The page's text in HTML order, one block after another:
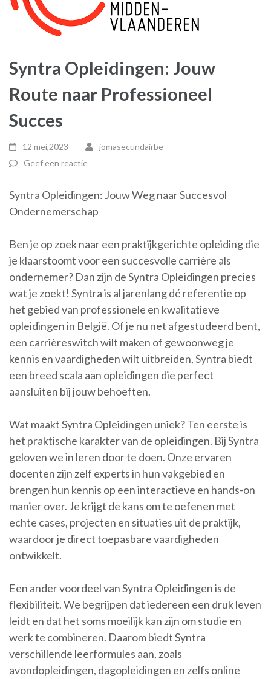
Syntra Opleidingen: Jouw
Route naar Professioneel
Succes
12 mei,2023
jomasecundairbe
Geef een reactie
Syntra Opleidingen: Jouw Weg naar Succesvol
Ondernemerschap
Ben je op zoek naar een praktijkgerichte opleiding die
je klaarstoomt voor een succesvolle carrière als
ondernemer? Dan zijn de Syntra Opleidingen precies
wat je zoekt! Syntra is al jarenlang dé referentie op
het gebied van professionele en kwalitatieve
opleidingen in België. Of je nu net afgestudeerd bent,
een carrièreswitch wilt maken of gewoonweg je
kennis en vaardigheden wilt uitbreiden, Syntra biedt
een breed scala aan opleidingen die perfect
aansluiten bij jouw behoeften.
Wat maakt Syntra Opleidingen uniek? Ten eerste is
het praktische karakter van de opleidingen. Bij Syntra
geloven we in leren door te doen. Onze ervaren
docenten zijn zelf experts in hun vakgebied en
brengen hun kennis op een interactieve en hands-on
manier over. Je krijgt de kans om te oefenen met
echte cases, projecten en situaties uit de praktijk,
waardoor je direct toepasbare vaardigheden
ontwikkelt.
Een ander voordeel van Syntra Opleidingen is de
flexibiliteit. We begrijpen dat iedereen een druk leven
leidt en dat het soms moeilijk kan zijn om studie en
werk te combineren. Daarom biedt Syntra
verschillende leerformules aan, zoals
avondopleidingen, dagopleidingen en zelfs online